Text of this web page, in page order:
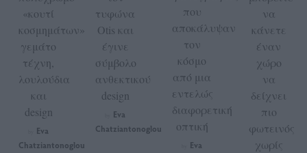
«κουτί
κοσμημάτων»
γεμάτο
τέχνη,
λουλούδια
και
design
Eva
Chatziantonoglou
τυφώνα
Otis και
έγινε
σύμβολο
ανθεκτικού
design
Eva
Chatziantonoglou
που
αποκάλυψαν
τον
κόσμο
από μια
εντελώς
διαφορετική
οπτική
Eva
να
κάνετε
έναν
χώρο
να
δείχνει
πιο
φωτεινός
χωρίς